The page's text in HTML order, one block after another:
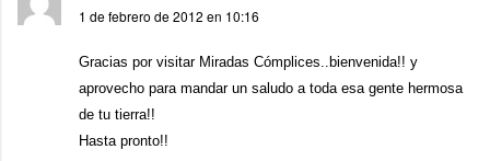
1 de febrero de 2012 en 10:16
Gracias por visitar Miradas Cómplices..bienvenida!! y
aprovecho para mandar un saludo a toda esa gente hermosa
de tu tierra!!
Hasta pronto!!